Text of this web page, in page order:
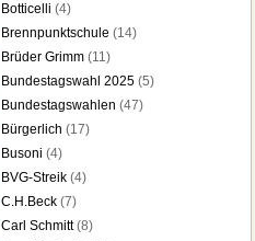
Botticelli (4)
Brennpunktschule (14)
Brüder Grimm (11)
Bundestagswahl 2025 (5)
Bundestagswahlen (47)
Bürgerlich (17)
Busoni (4)
BVG-Streik (4)
C.H.Beck (7)
Carl Schmitt(8)